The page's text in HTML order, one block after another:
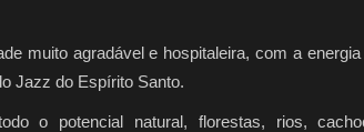
muito agradável e hospitaleira, com a
Jazz do Espírito Santo.
o potencial natural, florestas, rios,